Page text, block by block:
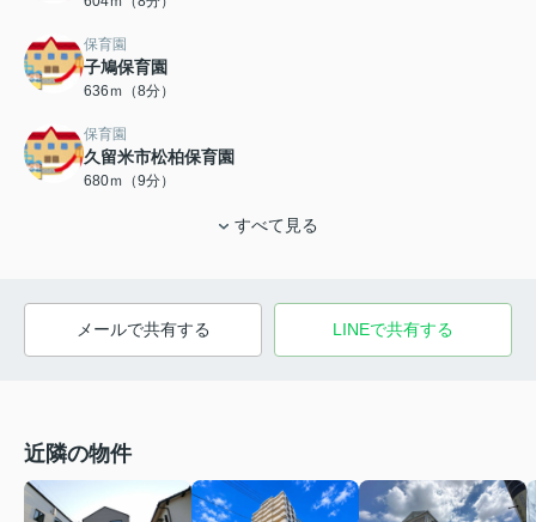
保育園
子鳩保育園
636ｍ（8分）
保育園
久留米市松柏保育園
680ｍ（9分）
すべて見る
メールで共有する LINEで共有する
近隣の物件